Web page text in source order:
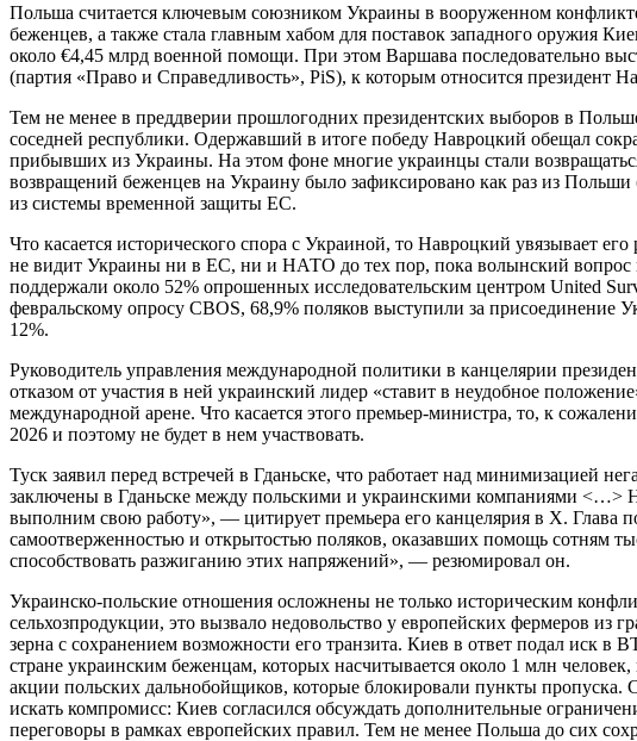
Польша считается ключевым союзником Украины в вооруженном
беженцев, а также стала главным хабом для поставок западного оружия
около €4,45 млрд военной помощи. При этом Варшава последовательно
(партия «Право и Справедливость», PiS), к которым относится
Тем не менее в преддверии прошлогодних президентских выборов в
соседней республики. Одержавший в итоге победу Навроцкий обещал
прибывших из Украины. На этом фоне многие украинцы стали
возвращений беженцев на Украину было зафиксировано как раз из
из системы временной защиты ЕС.
Что касается исторического спора с Украиной, то Навроцкий увязывает
не видит Украины ни в ЕС, ни и НАТО до тех пор, пока волынский вопрос
поддержали около 52% опрошенных исследовательским центром United
февральскому опросу CBOS, 68,9% поляков выступили за
12%.
Руководитель управления международной политики в канцелярии
отказом от участия в ней украинский лидер «ставит в неудобное
международной арене. Что касается этого премьер-министра, то, к
2026 и поэтому не будет в нем участвовать.
Туск заявил перед встречей в Гданьске, что работает над минимизацией
заключены в Гданьске между польскими и украинскими компаниями <…>
выполним свою работу», — цитирует премьера его канцелярия в X. Глава
самоотверженностью и открытостью поляков, оказавших помощь сотням
способствовать разжиганию этих напряжений», — резюмировал он.
Украинско-польские отношения осложнены не только историческим
сельхозпродукции, это вызвало недовольство у европейских фермеров из
зерна с сохранением возможности его транзита. Киев в ответ подал иск
стране украинским беженцам, которых насчитывается около 1 млн
акции польских дальнобойщиков, которые блокировали пункты пропуска.
искать компромисс: Киев согласился обсуждать дополнительные
переговоры в рамках европейских правил. Тем не менее Польша до сих